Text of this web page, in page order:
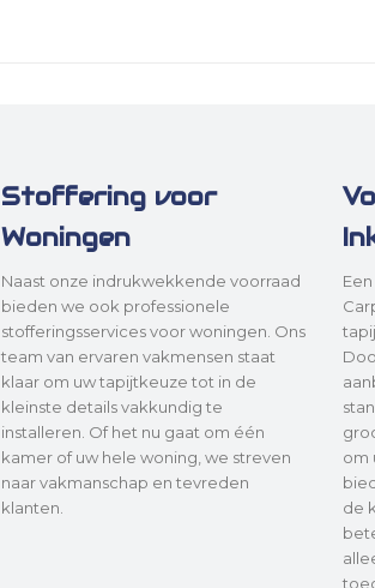
Stoffering voor
Woningen
Naast onze indrukwekkende voorraad
bieden we ook professionele
stofferingsservices voor woningen. Ons
team van ervaren vakmensen staat
klaar om uw tapijtkeuze tot in de
kleinste details vakkundig te
installeren. Of het nu gaat om één
kamer of uw hele woning, we streven
naar vakmanschap en tevreden
klanten.
om
de